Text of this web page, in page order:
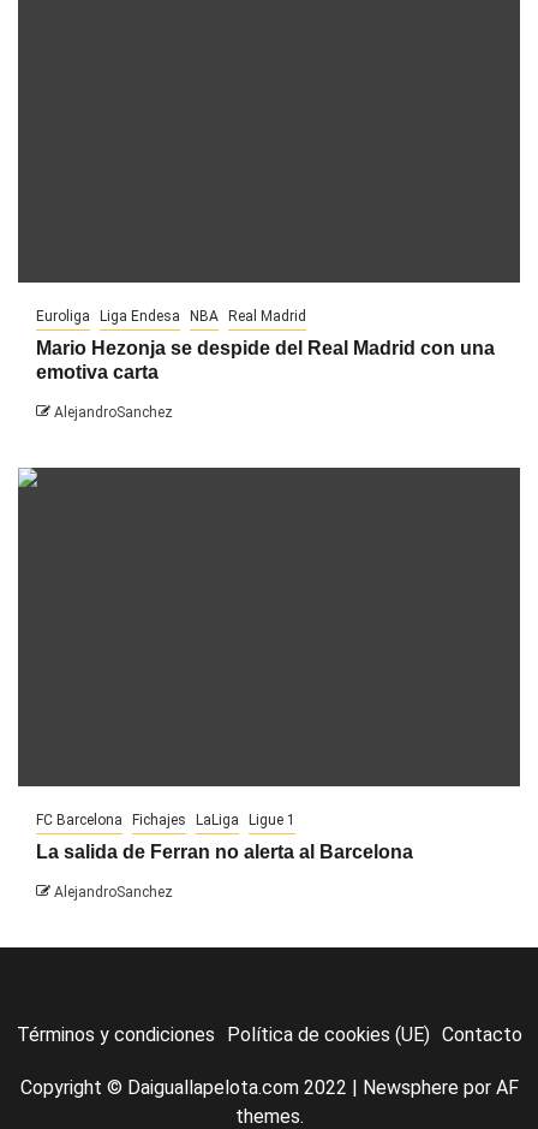
Euroliga Liga Endesa NBA Real Madrid
Mario Hezonja se despide del Real Madrid con una
emotiva carta
AlejandroSanchez
FC Barcelona Fichajes LaLiga Ligue 1
La salida de Ferran no alerta al Barcelona
AlejandroSanchez
Términos y condiciones Política de cookies (UE) Contacto
Copyright © Daiguallapelota.com 2022 | Newspherepor AF
themes.